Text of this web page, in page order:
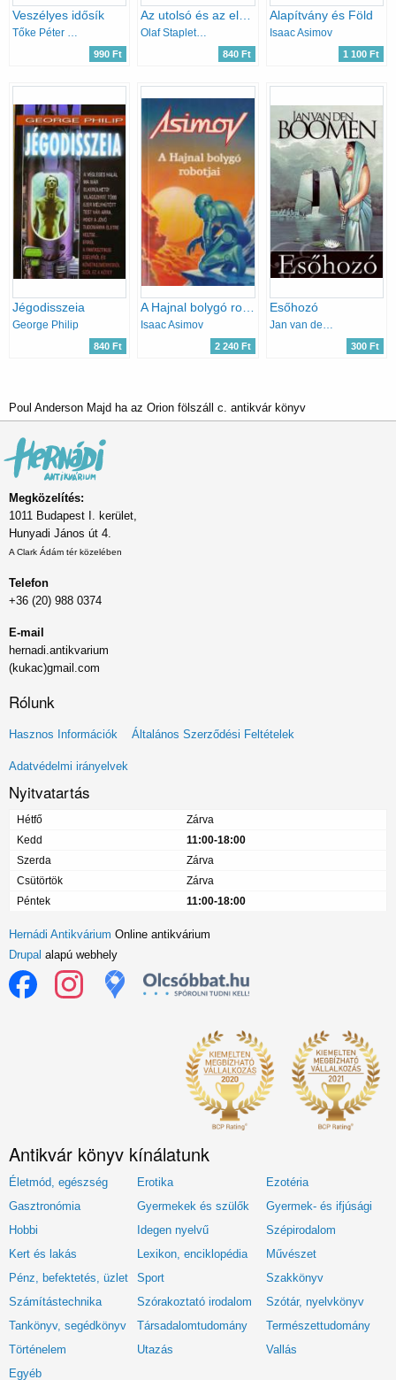
Veszélyes idősík
Tőke Péter Miklós
990 Ft
Olaf Stapleton
840 Ft
Alapítvány és Föld
Isaac Asimov
1 100 Ft
Jégodisszeia
George Philip
840 Ft
Isaac Asimov
2 240 Ft
Esőhozó
300 Ft
Poul Anderson Majd ha az Orion fölszáll c. antikvár könyv
Megközelítés:
1011 Budapest I. kerület,
Hunyadi János út 4.
A Clark Ádám tér közelében
Telefon
+36 (20) 988 0374
E-mail
hernadi.antikvarium
(kukac)gmail.com
Rólunk
Lábléc
menü
Hasznos Információk Általános Szerződési Feltételek
Adatvédelmi irányelvek
Nyitvatartás
Hétfő
Zárva
Kedd
11:00-18:00
Szerda
Zárva
Csütörtök
Zárva
Péntek
11:00-18:00
Hernádi Antikvárium Online antikvárium
Drupal alapú webhely
Antikvár könyv kínálatunk
Életmód, egészség Erotika
Ezotéria
Gasztronómia
Gyermekek és szülők
Gyermek- és ifjúsági
Hobbi
Idegen nyelvű
Szépirodalom
Kert és lakás
Lexikon, enciklopédia
Művészet
Pénz, befektetés, üzlet
Sport
Szakkönyv
Számítástechnika
Szórakoztató irodalom
Szótár, nyelvkönyv
Tankönyv, segédkönyv
Társadalomtudomány
Természettudomány
Történelem
Utazás
Vallás
Egyéb